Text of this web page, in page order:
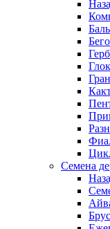
Семена